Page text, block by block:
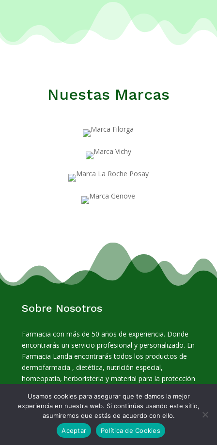
Nuestas Marcas
Sobre Nosotros
Farmacia con más de 50 años de experiencia. Donde
encontrarás un servicio profesional y personalizado. En
Farmacia Landa encontrarás todos los productos de
dermofarmacia , dietética, nutrición especial,
homeopatía, herboristeria y material para la protección
almacenes, por lo que podemos conseguir todo lo que
necesites en 24 horas.
Contacto
Usamos cookies para asegurar que te damos la mejor
experiencia en nuestra web. Si continúas usando este sitio,
asumiremos que estás de acuerdo con ello.
Aceptar
Política de Cookies